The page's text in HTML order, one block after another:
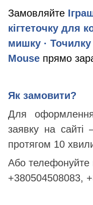
Замовляйте
кігтеточку для
мишку · Точилку
Mouse прямо
Як замовити?
Для
заявку на
протягом 10
Або телефонуйте
+380504508083,